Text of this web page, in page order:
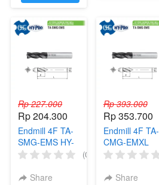
Rp 227.000
Rp 204.300
Endmill 4F TA-
SMG-EMS HY-
PRO End Mill
Pisau Cutter
(0)
Share
Rp 393.000
Rp 353.700
Endmill 4F TA-
CMG-EMXL
HY-PRO End
Carbide HRC55
Share